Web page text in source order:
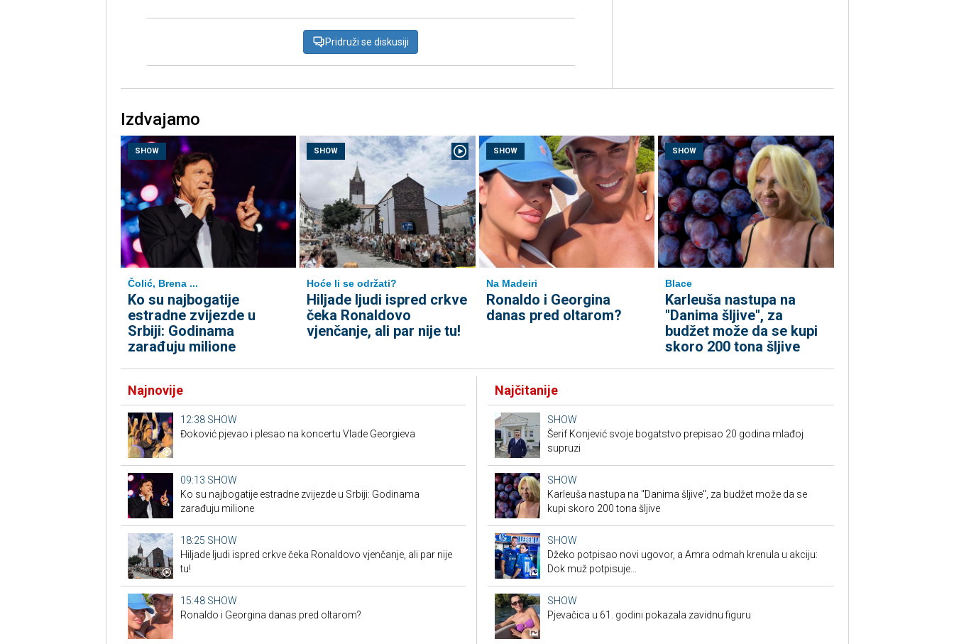
Pridruži se diskusiji
Izdvajamo
SHOW
Čolić, Brena ...
Ko su najbogatije
estradne zvijezde u
Srbiji: Godinama
zarađuju milione
SHOW
Hoće li se održati?
Hiljade ljudi ispred crkve
čeka Ronaldovo
vjenčanje, ali par nije tu!
SHOW
Na Madeiri
Ronaldo i Georgina
danas pred oltarom?
SHOW
Blace
Karleuša nastupa na
"Danima šljive", za
budžet može da se kupi
skoro 200 tona šljive
Najnovije
12:38 SHOW
Đoković pjevao i plesao na koncertu Vlade Georgieva
09:13 SHOW
Ko su najbogatije estradne zvijezde u Srbiji: Godinama
zarađuju milione
18:25 SHOW
Hiljade ljudi ispred crkve čeka Ronaldovo vjenčanje, ali par nije
tu!
15:48 SHOW
Ronaldo i Georgina danas pred oltarom?
Najčitanije
SHOW
Šerif Konjević svoje bogatstvo prepisao 20 godina mlađoj
supruzi
SHOW
Karleuša nastupa na "Danima šljive", za budžet može da se
kupi skoro 200 tona šljive
SHOW
Džeko potpisao novi ugovor, a Amra odmah krenula u akciju:
Dok muž potpisuje...
SHOW
Pjevačica u 61. godini pokazala zavidnu figuru